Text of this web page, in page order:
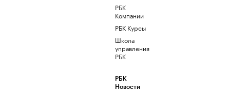
РБК
Компании
РБК Курсы
Школа
управления
РБК
РБК
Новости